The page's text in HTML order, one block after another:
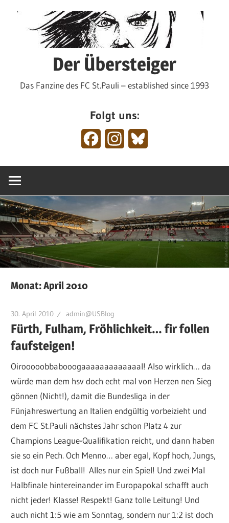
Der Übersteiger
Das Fanzine des FC St.Pauli – established since 1993
Folgt uns:
FacebookInstagram
Monat:April 2010
30. April 2010 admin@USBlog
Fürth, Fulham, Fröhlichkeit… fir follen
faufsteigen!
Oirooooobbabooogaaaaaaaaaaaaal! Also wirklich… da
würde man dem hsv doch echt mal von Herzen nen Sieg
gönnen (Nicht!), damit die Bundesliga in der
Fünjahreswertung an Italien endgültig vorbeizieht und
dem FC St.Pauli nächstes Jahr schon Platz 4 zur
Champions League-Qualifikation reicht, und dann haben
sie so ein Pech. Och Menno… aber egal, Kopf hoch, Jungs,
ist doch nur Fußball! Alles nur ein Spiel! Und zwei Mal
Halbfinale hintereinander im Europapokal schafft auch
nicht jeder! Klasse! Respekt! Ganz tolle Leitung! Und
auch nicht 1:5 wie am Sonntag, sondern nur 1:2 ist doch